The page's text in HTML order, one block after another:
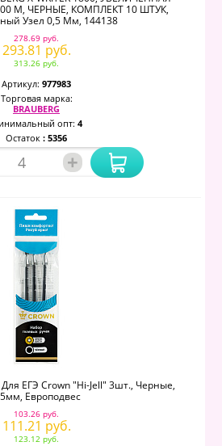
М, ЧЕРНЫЕ, КОМПЛЕКТ 10 ШТУК,
Узел 0,5 Мм, 144138
278.69 руб.
293.81 руб.
313.26 руб.
Артикул: 977983
Торговая марка:
BRAUBERG
опт: 4
Остаток : 5356
+
ЕГЭ Crown "Hi-Jell" 3шт., Черные,
Европодвес
103.26 руб.
111.21 руб.
123.12 руб.